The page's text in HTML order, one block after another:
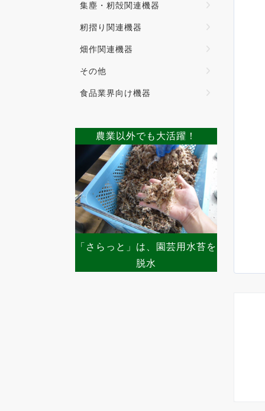
集塵・籾殻関連機器
籾摺り関連機器
畑作関連機器
その他
食品業界向け機器
農業以外でも大活躍！
「さらっと」は、園芸用水苔を
脱水